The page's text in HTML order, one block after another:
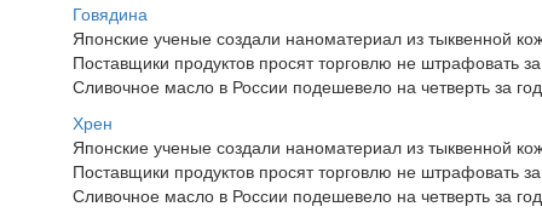
Говядина
Японские ученые создали наноматериал из тыквенной
Поставщики продуктов просят торговлю не штрафовать
Сливочное масло в России подешевело на четверть за год
Хрен
Японские ученые создали наноматериал из тыквенной
Поставщики продуктов просят торговлю не штрафовать
Сливочное масло в России подешевело на четверть за год